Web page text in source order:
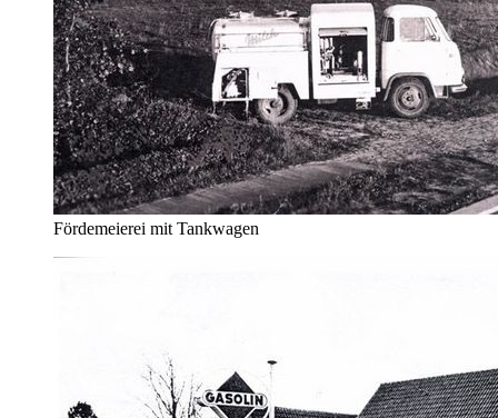
Fördemeierei mit Tankwagen